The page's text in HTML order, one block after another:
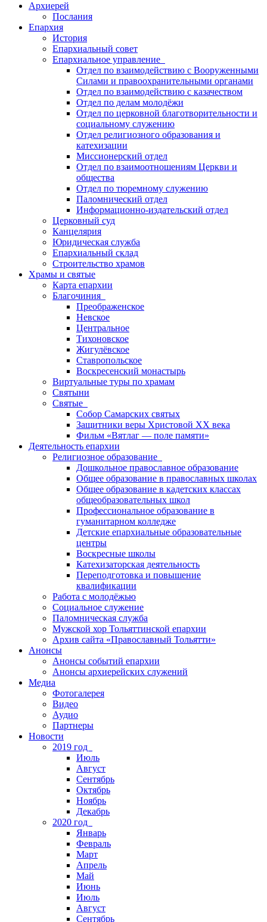
Архиерей
Послания
Епархия
История
Епархиальный совет
Епархиальное управление
Отдел по взаимодействию с Вооруженными
Силами и правоохранительными органами
Отдел по взаимодействию с казачеством
Отдел по делам молодёжи
Отдел по церковной благотворительности и
социальному служению
Отдел религиозного образования и
катехизации
Миссионерский отдел
Отдел по взаимоотношениям Церкви и
общества
Отдел по тюремному служению
Паломнический отдел
Информационно-издательский отдел
Церковный суд
Канцелярия
Юридическая служба
Епархиальный склад
Строительство храмов
Храмы и святые
Карта епархии
Благочиния
Преображенское
Невское
Центральное
Тихоновское
Жигулёвское
Ставропольское
Воскресенский монастырь
Виртуальные туры по храмам
Святыни
Святые
Собор Самарских святых
Защитники веры Христовой XX века
Фильм «Вятлаг — поле памяти»
Деятельность епархии
Религиозное образование
Дошкольное православное образование
Общее образование в православных школах
Общее образование в кадетских классах
общеобразовательных школ
Профессиональное образование в
гуманитарном колледже
Детские епархиальные образовательные
центры
Воскресные школы
Катехизаторская деятельность
Переподготовка и повышение
квалификации
Работа с молодёжью
Социальное служение
Паломническая служба
Мужской хор Тольяттинской епархии
Архив сайта «Православный Тольятти»
Анонсы
Анонсы событий епархии
Анонсы архиерейских служений
Медиа
Фотогалерея
Видео
Аудио
Партнеры
Новости
2019 год
Июль
Август
Сентябрь
Октябрь
Ноябрь
Декабрь
2020 год
Январь
Февраль
Март
Апрель
Май
Июнь
Июль
Август
Сентябрь